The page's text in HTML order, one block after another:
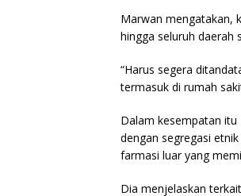
Marwan mengatakan,
hingga seluruh daerah
“Harus segera
termasuk di rumah
Dalam kesempatan
dengan segregasi
farmasi luar yang
Dia menjelaskan